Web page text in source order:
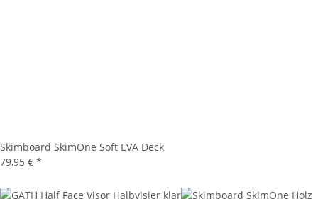
Skimboard SkimOne Soft EVA Deck
79,95 € *